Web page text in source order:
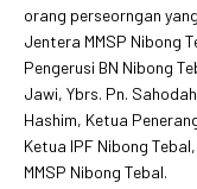
orang perseorngan
Jentera MMSP Nibong
Pengerusi BN Nibong
Jawi, Ybrs. Pn.
Hashim, Ketua
Ketua IPF Nibong
MMSP Nibong Tebal.